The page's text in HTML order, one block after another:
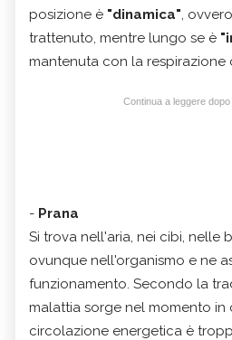
posizione è "dinamica",
trattenuto, mentre lungo se è
mantenuta con la respirazione
Continua a leggere dopo
- Prana
Si trova nell'aria, nei cibi, nelle
ovunque nell'organismo e ne
funzionamento. Secondo la
malattia sorge nel momento in
circolazione energetica è